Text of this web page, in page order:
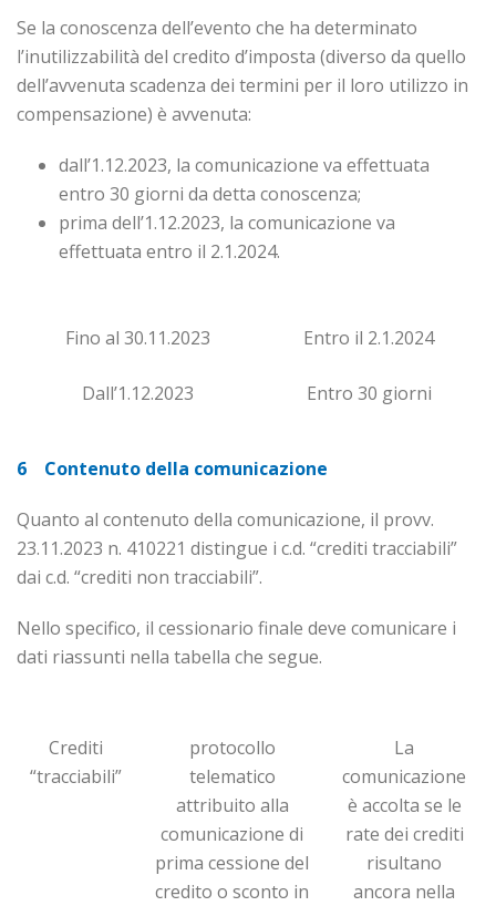
Se la conoscenza dell’evento che ha determinato
l’inutilizzabilità del credito d’imposta (diverso da quello
dell’avvenuta scadenza dei termini per il loro utilizzo in
compensazione) è avvenuta:
dall’1.12.2023, la comunicazione va effettuata
entro 30 giorni da detta conoscenza;
prima dell’1.12.2023, la comunicazione va
effettuata entro il 2.1.2024.
Fino al 30.11.2023 Entro il 2.1.2024
Dall’1.12.2023 Entro 30 giorni
6 Contenuto della comunicazione
Quanto al contenuto della comunicazione, il provv.
23.11.2023 n. 410221 distingue i c.d. “crediti tracciabili”
dai c.d. “crediti non tracciabili”.
Nello specifico, il cessionario finale deve comunicare i
dati riassunti nella tabella che segue.
Crediti
“tracciabili”
protocollo
telematico
attribuito alla
comunicazione di
prima cessione del
credito o sconto in
La
comunicazione
è ac­col­ta se le
rate dei cre­di­ti
risultano
ancora nel­la